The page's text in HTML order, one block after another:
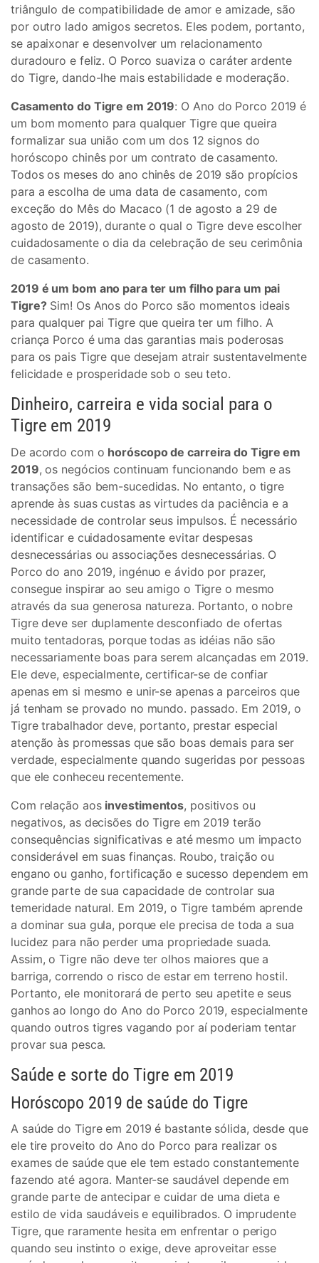
triângulo de compatibilidade de amor e amizade, são
por outro lado amigos secretos. Eles podem, portanto,
se apaixonar e desenvolver um relacionamento
duradouro e feliz. O Porco suaviza o caráter ardente
do Tigre, dando-lhe mais estabilidade e moderação.
Casamento do Tigre em 2019: O Ano do Porco 2019 é
um bom momento para qualquer Tigre que queira
formalizar sua união com um dos 12 signos do
horóscopo chinês por um contrato de casamento.
Todos os meses do ano chinês de 2019 são propícios
para a escolha de uma data de casamento, com
exceção do Mês do Macaco (1 de agosto a 29 de
agosto de 2019), durante o qual o Tigre deve escolher
cuidadosamente o dia da celebração de seu cerimônia
de casamento.
2019 é um bom ano para ter um filho para um pai
Tigre?Sim! Os Anos do Porco são momentos ideais
para qualquer pai Tigre que queira ter um filho. A
criança Porco é uma das garantias mais poderosas
para os pais Tigre que desejam atrair sustentavelmente
felicidade e prosperidade sob o seu teto.
Dinheiro, carreira e vida social para o
Tigre em 2019
De acordo com o horóscopo de carreira do Tigre em
2019, os negócios continuam funcionando bem e as
transações são bem-sucedidas. No entanto, o tigre
aprende às suas custas as virtudes da paciência e a
necessidade de controlar seus impulsos. É necessário
identificar e cuidadosamente evitar despesas
desnecessárias ou associações desnecessárias. O
Porco do ano 2019, ingénuo e ávido por prazer,
consegue inspirar ao seu amigo o Tigre o mesmo
através da sua generosa natureza. Portanto, o nobre
Tigre deve ser duplamente desconfiado de ofertas
muito tentadoras, porque todas as idéias não são
necessariamente boas para serem alcançadas em 2019.
Ele deve, especialmente, certificar-se de confiar
apenas em si mesmo e unir-se apenas a parceiros que
já tenham se provado no mundo. passado. Em 2019, o
Tigre trabalhador deve, portanto, prestar especial
atenção às promessas que são boas demais para ser
verdade, especialmente quando sugeridas por pessoas
que ele conheceu recentemente.
Com relação aos investimentos, positivos ou
negativos, as decisões do Tigre em 2019 terão
consequências significativas e até mesmo um impacto
considerável em suas finanças. Roubo, traição ou
engano ou ganho, fortificação e sucesso dependem em
grande parte de sua capacidade de controlar sua
temeridade natural. Em 2019, o Tigre também aprende
a dominar sua gula, porque ele precisa de toda a sua
lucidez para não perder uma propriedade suada.
Assim, o Tigre não deve ter olhos maiores que a
barriga, correndo o risco de estar em terreno hostil.
Portanto, ele monitorará de perto seu apetite e seus
ganhos ao longo do Ano do Porco 2019, especialmente
quando outros tigres vagando por aí poderiam tentar
provar sua pesca.
Saúde e sorte do Tigre em 2019
Horóscopo 2019 de saúde do Tigre
A saúde do Tigre em 2019 é bastante sólida, desde que
ele tire proveito do Ano do Porco para realizar os
exames de saúde que ele tem estado constantemente
fazendo até agora. Manter-se saudável depende em
grande parte de antecipar e cuidar de uma dieta e
estilo de vida saudáveis e equilibrados. O imprudente
Tigre, que raramente hesita em enfrentar o perigo
quando seu instinto o exige, deve aproveitar esse